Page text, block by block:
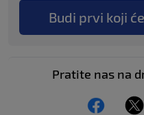
Budi prvi koji
Pratite nas na